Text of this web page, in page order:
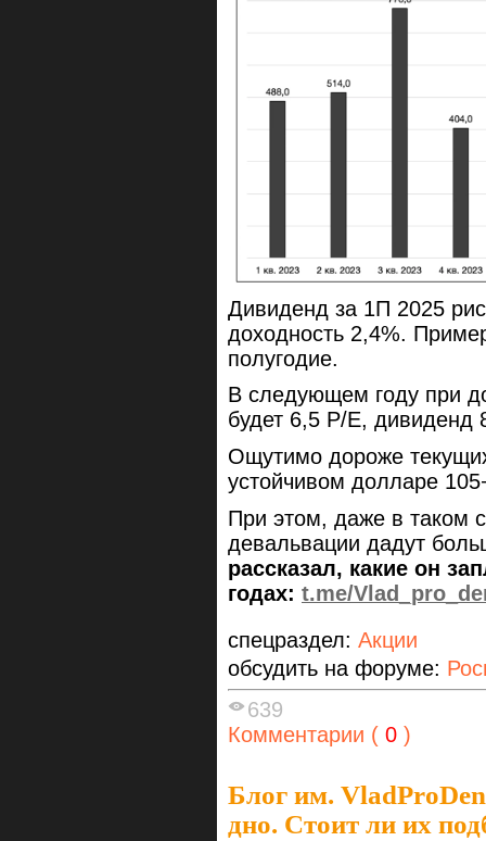
Дивиденд за 1П 2025
доходность 2,4%.
полугодие.
В следующем году при
будет 6,5 P/E, дивиденд
Ощутимо дороже
устойчивом долларе
При этом, даже в таком
девальвации дадут
рассказал, какие он
годах: t.me/
спецраздел: Акции
обсудить на форуме:
639
Комментарии ( 0 )
Блог им.
дно. Стоит ли их